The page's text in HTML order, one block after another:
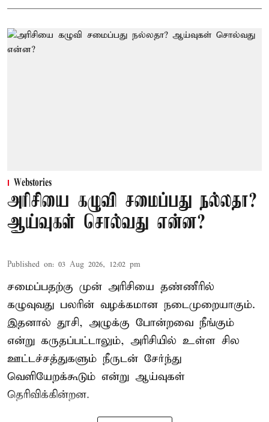
Webstories
அரிசியை கழுவி சமைப்பது நல்லதா?
ஆய்வுகள் சொல்வது என்ன?
Published on: 03 Aug 2026, 12:02 pm
சமைப்பதற்கு முன் அரிசியை தண்ணீரில்
கழுவுவது பலரின் வழக்கமான நடைமுறையாகும்.
இதனால் தூசி, அழுக்கு போன்றவை நீங்கும்
என்று கருதப்பட்டாலும், அரிசியில் உள்ள சில
ஊட்டச்சத்துகளும் நீருடன் சேர்ந்து
வெளியேறக்கூடும் என்று ஆய்வுகள்
தெரிவிக்கின்றன.